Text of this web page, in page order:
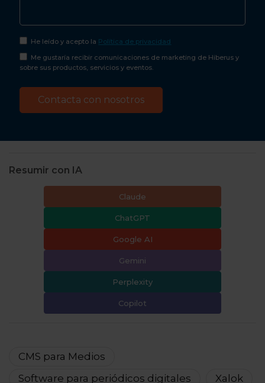
He leído y acepto la Política de privacidad
Me gustaría recibir comunicaciones de marketing de Hiberus y
sobre sus productos, servicios y eventos.
Resumir con IA
Claude
ChatGPT
Google AI
Gemini
Perplexity
Copilot
CMS para Medios
Software para periódicos digitales
Xalok